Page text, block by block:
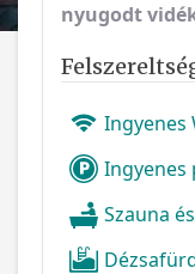
nyugodt
Ingyenes
Ingyenes
Szauna